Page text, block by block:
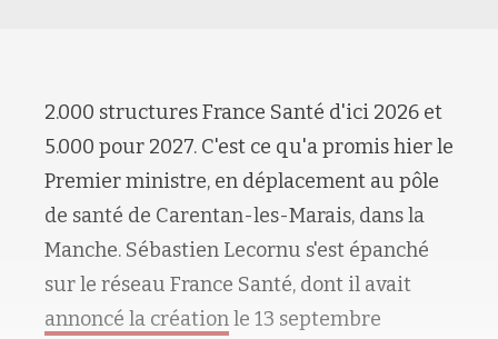
2.000 structures France Santé d'ici 2026 et
5.000 pour 2027. C'est ce qu'a promis hier le
Premier ministre, en déplacement au pôle
de santé de Carentan-les-Marais, dans la
Manche. Sébastien Lecornu s'est épanché
sur le réseau France Santé, dont il avait
annoncé la créationle 13 septembre